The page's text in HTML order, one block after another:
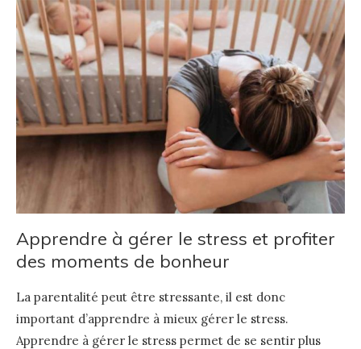
Apprendre à gérer le stress et profiter
des moments de bonheur
La parentalité peut être stressante, il est donc
important d’apprendre à mieux gérer le stress.
Apprendre à gérer le stress permet de se sentir plus